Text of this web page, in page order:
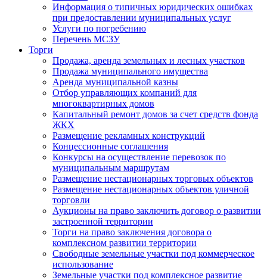
Информация о типичных юридических ошибках
при предоставлении муниципальных услуг
Услуги по погребению
Перечень МСЗУ
Торги
Продажа, аренда земельных и лесных участков
Продажа муниципального имущества
Аренда муниципальной казны
Отбор управляющих компаний для
многоквартирных домов
Капитальный ремонт домов за счет средств фонда
ЖКХ
Размещение рекламных конструкций
Концессионные соглашения
Конкурсы на осуществление перевозок по
муниципальным маршрутам
Размещение нестационарных торговых объектов
Размещение нестационарных объектов уличной
торговли
Аукционы на право заключить договор о развитии
застроенной территории
Торги на право заключения договора о
комплексном развитии территории
Свободные земельные участки под коммерческое
использование
Земельные участки под комплексное развитие